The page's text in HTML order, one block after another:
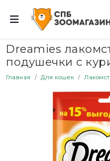
Dreamies
подушечки с
Главная Для кошек